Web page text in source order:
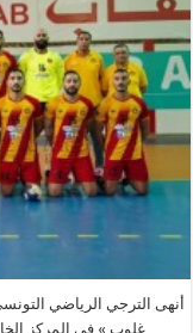
أنهى الترجي الرياضي
غلوب » في المركز